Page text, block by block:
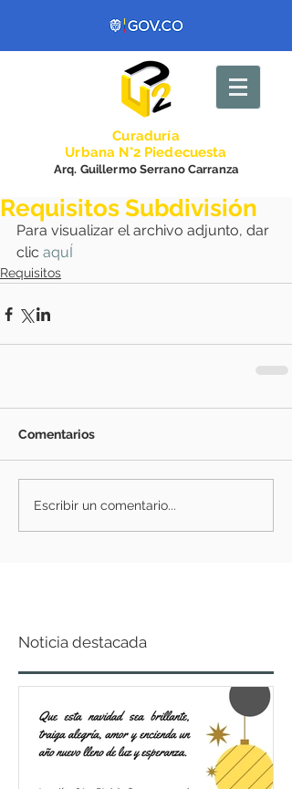
Curaduría
Urbana N°2 Piedecuesta
Arq. Guillermo Serrano Carranza
Requisitos Subdivisión
Para visualizar el archivo adjunto, dar
clic aquÍ
Requisitos
Comentarios
Escribir un comentario...
Noticia destacada